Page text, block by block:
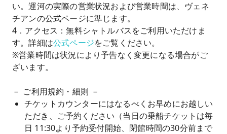
い。運河の実際の営業状況および営業時間は、ヴェネ
チアンの公式ページに準じます。
4．アクセス：無料シャトルバスをご利用いただけま
す。詳細は公式ページをご覧ください。
※営業時間は状況により予告なく変更になる場合がご
ざいます。
－ ご利用規約・細則 －
チケットカウンターにはなるべくお早めにお越しい
ただき、ご予約ください（当日の乗船チケットは毎
日 11:30より予約受付開始、閉館時間の30分前まで